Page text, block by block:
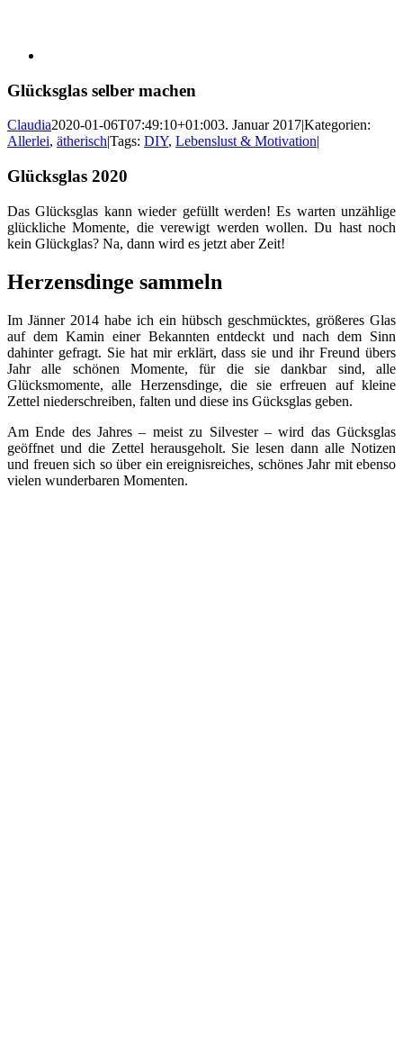
Glücksglas selber machen
Claudia2020-01-06T07:49:10+01:003. Januar 2017|Kategorien:
Allerlei, ätherisch|Tags: DIY, Lebenslust & Motivation|
Glücksglas 2020
Das Glücksglas kann wieder gefüllt werden! Es warten unzählige
glückliche Momente, die verewigt werden wollen. Du hast noch
kein Glückglas? Na, dann wird es jetzt aber Zeit!
Herzensdinge sammeln
Im Jänner 2014 habe ich ein hübsch geschmücktes, größeres Glas
auf dem Kamin einer Bekannten entdeckt und nach dem Sinn
dahinter gefragt. Sie hat mir erklärt, dass sie und ihr Freund übers
Jahr alle schönen Momente, für die sie dankbar sind, alle
Glücksmomente, alle Herzensdinge, die sie erfreuen auf kleine
Zettel niederschreiben, falten und diese ins Gücksglas geben.
Am Ende des Jahres – meist zu Silvester – wird das Gücksglas
geöffnet und die Zettel herausgeholt. Sie lesen dann alle Notizen
und freuen sich so über ein ereignisreiches, schönes Jahr mit ebenso
vielen wunderbaren Momenten.